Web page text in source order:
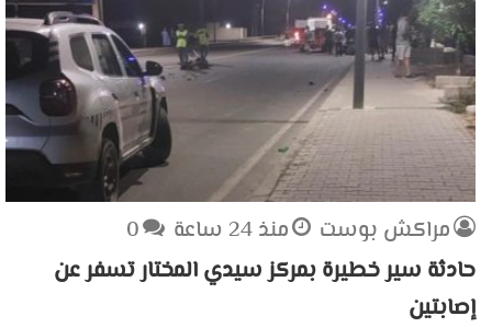
مراكش بوست منذ 24 ساعة
0
حادثة سير خطيرة بمركز سيدي المختار تسفر عن
إصابتين